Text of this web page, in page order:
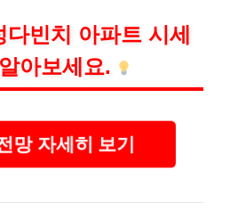
다빈치 아파트 시세
아보세요.
망 자세히 보기